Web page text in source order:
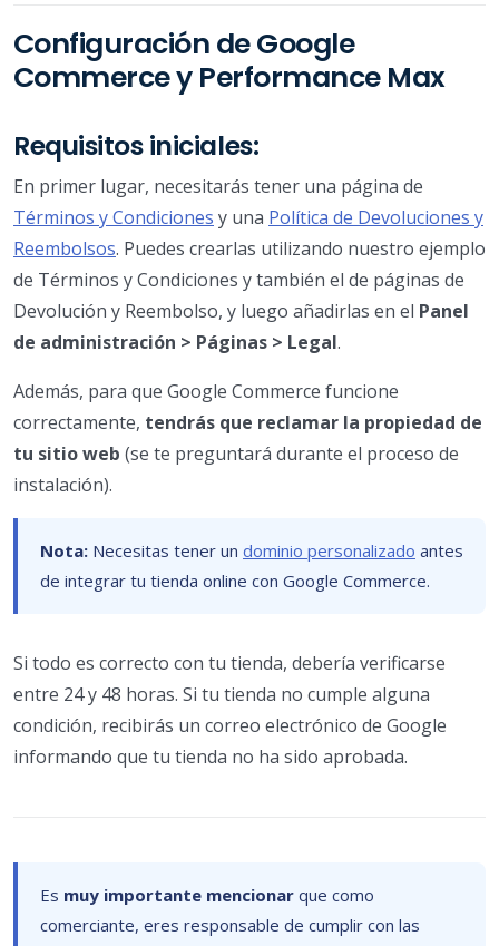
Configuración de Google
Commerce y Performance Max
Requisitos iniciales:
En primer lugar, necesitarás tener una página de
Términos y Condiciones y una Política de Devoluciones y
Reembolsos. Puedes crearlas utilizando nuestro ejemplo
de Términos y Condiciones y también el de páginas de
Devolución y Reembolso, y luego añadirlas en el Panel
de administración > Páginas > Legal.
Además, para que Google Commerce funcione
correctamente, tendrás que reclamar la propiedad de
tu sitio web (se te preguntará durante el proceso de
instalación).
Nota: Necesitas tener un dominio personalizado antes
de integrar tu tienda online con Google Commerce.
Si todo es correcto con tu tienda, debería verificarse
entre 24 y 48 horas. Si tu tienda no cumple alguna
condición, recibirás un correo electrónico de Google
informando que tu tienda no ha sido aprobada.
Es muy importante mencionar que como
comerciante, eres responsable de cumplir con las